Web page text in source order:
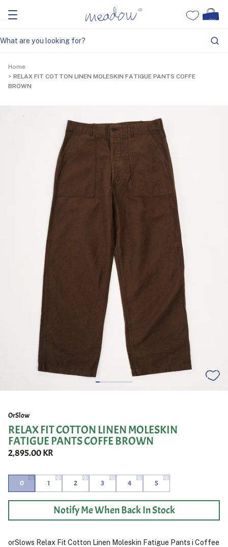
Home
RELAX FIT COTTON LINEN MOLESKIN FATIGUE PANTS COFFE
BROWN
OrSlow
RELAX FIT COTTON LINEN MOLESKIN
FATIGUE PANTS COFFE BROWN
2,895.00 KR
0 1 2 3 4 5
Notify Me When Back In Stock
orSlows Relax Fit Cotton Linen Moleskin Fatigue Pants i Coffee